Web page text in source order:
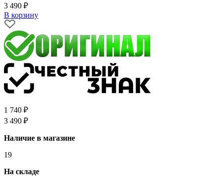
3 490 ₽
В корзину
1 740 ₽
3 490 ₽
Наличие в магазине
19
На складе